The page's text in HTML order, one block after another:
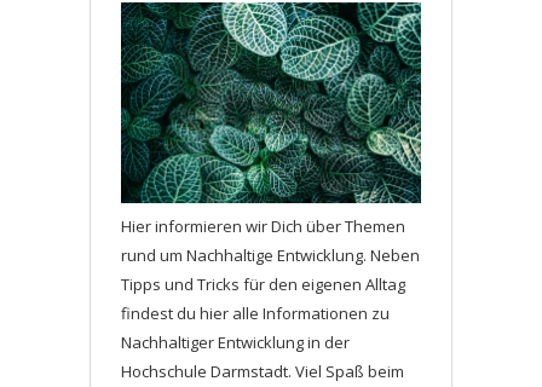
Hier informieren wir Dich über Themen
rund um Nachhaltige Entwicklung. Neben
Tipps und Tricks für den eigenen Alltag
findest du hier alle Informationen zu
Nachhaltiger Entwicklung in der
Hochschule Darmstadt. Viel Spaß beim